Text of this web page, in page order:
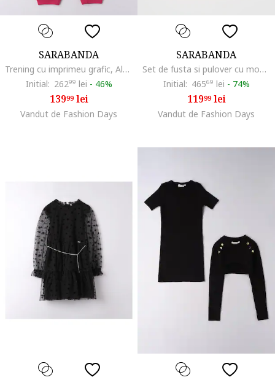
SARABANDA
Trening cu imprimeu grafic, Alb fildes/Roz zmeuriu/Roz pastel
Initial: 26299 lei - 46%
13999lei
Vandut de Fashion Days
SARABANDA
Set de fusta si pulover cu model - 2 piese, Negru/Galben sofran
Initial: 46569 lei - 74%
11999lei
Vandut de Fashion Days